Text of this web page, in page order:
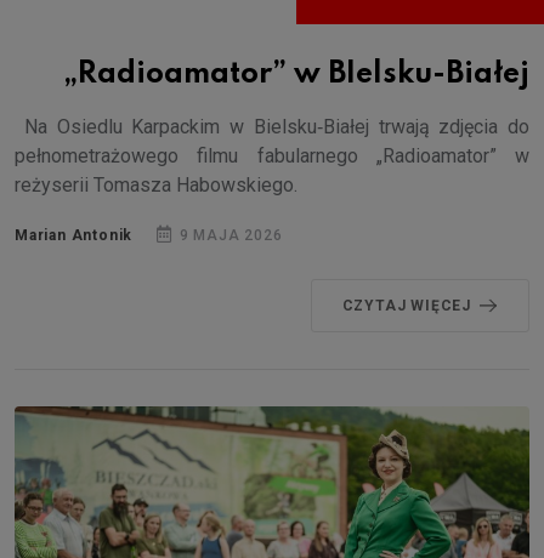
„Radioamator” w BIelsku-Białej
Na Osiedlu Karpackim w Bielsku‑Białej trwają zdjęcia do
pełnometrażowego filmu fabularnego „Radioamator” w
reżyserii Tomasza Habowskiego.
Marian Antonik 9 MAJA 2026
CZYTAJ WIĘCEJ